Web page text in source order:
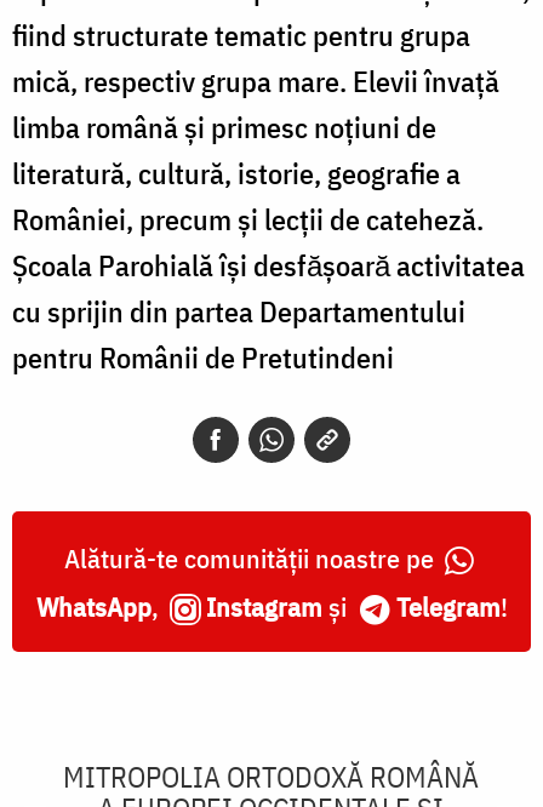
fiind structurate tematic pentru grupa
mică, respectiv grupa mare. Elevii învaţă
limba română şi primesc noţiuni de
literatură, cultură, istorie, geografie a
României, precum şi lecţii de cateheză.
Școala Parohială îşi desfӑşoarӑ activitatea
cu sprijin din partea Departamentului
pentru Românii de Pretutindeni
Alătură-te comunității noastre pe
WhatsApp, Instagram și Telegram!
MITROPOLIA ORTODOXĂ ROMÂNĂ